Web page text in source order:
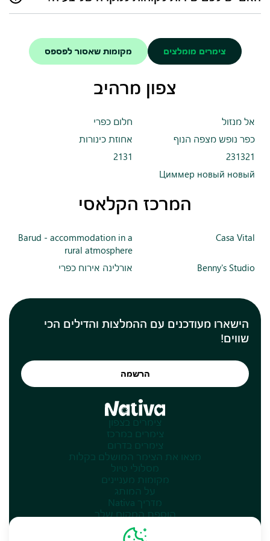
צימרים מומלצים מקומות שאסור לפספס
צפון מרהיב
אל מנזול
חלום כפרי
כפר נופש מצפה הנוף
אחוזת כינורות
231321
2131
Циммер новый новый
המרכז הקלאסי
Casa Vital
Barud - accommodation in a
rural atmosphere
Benny's Studio
אורלינה אירוח כפרי
הישארו מעודכנים עם ההמלצות והדילים הכי
שווים!
הרשמה
צימרים בצפון
צימרים במרכז
צימרים בדרום
מצאו את הצימר המושלם בקלות
מסלולי טיול
מקומות מעניינים
על המותג
מדריך Nativa
הוספת המקום שלך